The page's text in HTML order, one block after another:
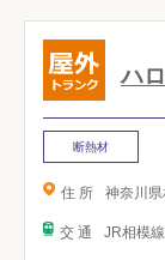
ハ
断熱材
住 所 神奈川
交 通 JR相模